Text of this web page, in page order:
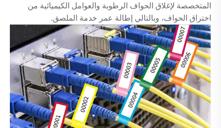
المتخصصة لإغلاق الحواف الرطوبة والعوامل الكيميائية من
اختراق الحواف، وبالتالي إطالة عمر خدمة الملصق.